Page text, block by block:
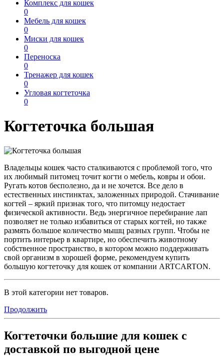
Комплекс для кошек
0
Мебель для кошек
0
Миски для кошек
0
Переноска
0
Тренажер для кошек
0
Угловая когтеточка
0
Когтеточка большая
Владельцы кошек часто сталкиваются с проблемой того, что
их любимый питомец точит когти о мебель, ковры и обои.
Ругать котов бесполезно, да и не хочется. Все дело в
естественных инстинктах, заложенных природой. Стачивание
когтей – яркий признак того, что питомцу недостает
физической активности. Ведь энергичное перебирание лап
позволяет не только избавиться от старых когтей, но также
размять большое количество мышц разных групп. Чтобы не
портить интерьер в квартире, но обеспечить животному
собственное пространство, в котором можно поддерживать
свой организм в хорошей форме, рекомендуем купить
большую когтеточку для кошек от компании ARTCARTON.
В этой категории нет товаров.
Продолжить
Когтеточки большие для кошек с
доставкой по выгодной цене